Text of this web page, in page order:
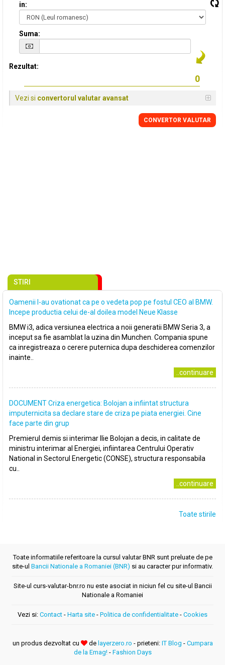
in:
Suma:
Rezultat:
Vezi si convertorul valutar avansat
CONVERTOR VALUTAR
STIRI
Oamenii l-au ovationat ca pe o vedeta pop pe fostul CEO al BMW.
Incepe productia celui de-al doilea model Neue Klasse
BMW i3, adica versiunea electrica a noii generatii BMW Seria 3, a
inceput sa fie asamblat la uzina din Munchen. Compania spune
ca inregistreaza o cerere puternica dupa deschiderea comenzilor
inainte..
..continuare
DOCUMENT Criza energetica: Bolojan a infiintat structura
imputernicita sa declare stare de criza pe piata energiei. Cine
face parte din grup
Premierul demis si interimar Ilie Bolojan a decis, in calitate de
ministru interimar al Energiei, infiintarea Centrului Operativ
National in Sectorul Energetic (CONSE), structura responsabila
cu..
..continuare
Toate stirile
Toate informatiile referitoare la cursul valutar BNR sunt preluate de pe
site-ul Bancii Nationale a Romaniei (BNR) si au caracter pur informativ.
Site-ul curs-valutar-bnr.ro nu este asociat in niciun fel cu site-ul Bancii
Nationale a Romaniei
Vezi si: Contact - Harta site - Politica de confidentialitate - Cookies
un produs dezvoltat cu de layerzero.ro - prieteni: IT Blog - Cumpara
de la Emag!- Fashion Days